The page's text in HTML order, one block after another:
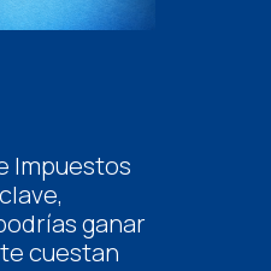
Impuestos
ganar
cuestan